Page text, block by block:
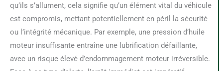
qu’ils s’allument, cela signifie qu’un élément vital du véhicule
est compromis, mettant potentiellement en péril la sécurité
ou l’intégrité mécanique. Par exemple, une pression d’huile
moteur insuffisante entraîne une lubrification défaillante,
avec un risque élevé d’endommagement moteur irréversible.